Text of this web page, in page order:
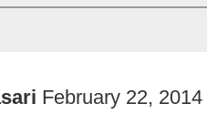
February 22,